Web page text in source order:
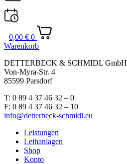
0,00 € 0
Warenkorb
DETTERBECK & SCHMIDL GmbH
Von-Myra-Str. 4
85599 Parsdorf
T: 0 89 4 37 46 32 – 0
F: 0 89 4 37 46 32 – 10
info@detterbeck-schmidl.eu
Leistungen
Leihanlagen
Shop
Konto